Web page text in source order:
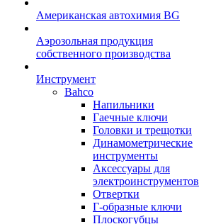
Американская автохимия BG
Аэрозольная продукция
собственного производства
Инструмент
Bahco
Напильники
Гаечные ключи
Головки и трещотки
Динамометрические
инструменты
Аксессуары для
электроинструментов
Отвертки
Г-образные ключи
Плоскогубцы